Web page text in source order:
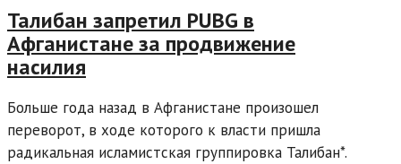
Талибан запретил PUBG в
Афганистане за продвижение
насилия
Больше года назад в Афганистане произошел
переворот, в ходе которого к власти пришла
радикальная исламистская группировка Талибан*.